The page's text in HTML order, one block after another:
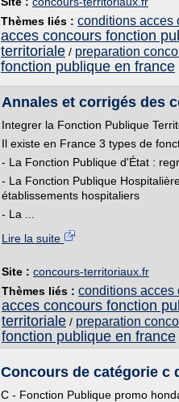
Thèmes liés : conditions acces
acces concours fonction
territoriale / preparation
fonction publique en france
Annales et corrigés des
Integrer la Fonction Publique
Il existe en France 3 types de
- La Fonction Publique d'État :
- La Fonction Publique
établissements hospitaliers
- La ...
Lire la suite
Site : concours-territoriaux.fr
Thèmes liés : conditions acces
acces concours fonction
territoriale / preparation
fonction publique en france
Concours de catégorie c
C - Fonction Publique promo